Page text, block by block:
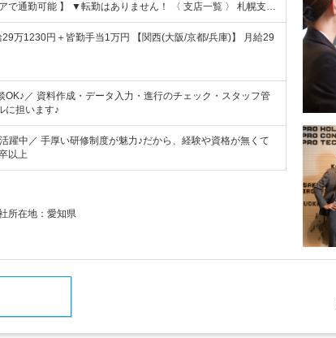
で通勤可能 】 ▼転勤はありません！ 〈 支店一覧 〉 札幌支…
29万1230円＋皆勤手当1万円 【関西(大阪/京都/兵庫)】 月給29
OK♪／ 資料作成・データ入力・進行のチェック・スタッフ管
に担います♪
躍中／ 手厚い研修制度が魅力♪だから、経験や資格が無くて
以上
所在地：愛知県